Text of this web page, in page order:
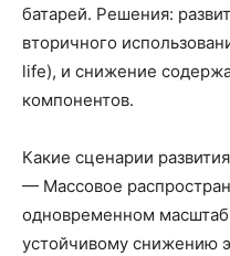
батарей. Решения:
вторичного
life), и снижение
компонентов.
Какие сценарии
— Массовое
одновременном
устойчивому снижению